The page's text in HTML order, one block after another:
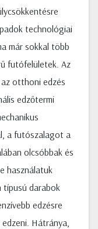
technológiai
már sokkal több
futófelületek. Az
otthoni edzés
edzőtermi
a futószalagot a
olcsóbbak és
használatuk
típusú darabok
edzésre
Hátránya,